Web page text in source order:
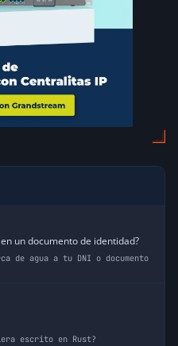
un documento de identidad?
de agua a tu DNI o documento
escrito en Rust?